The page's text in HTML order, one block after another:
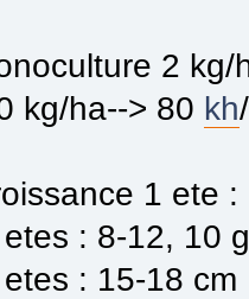
2 kg/
kg/ha--> 80 kh
1 ete
: 8-12, 10 g
: 15-18 cm